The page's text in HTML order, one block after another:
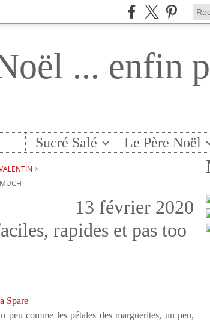
... enfin
Sucré Salé Le Père Noël
>
13 février 2020
rapides et pas too
Spare
comme les pétales des marguerites, un peu,